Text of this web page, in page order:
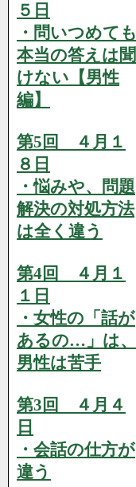
５日
・問いつめても
本当の答えは聞
けない【男性
編】
第5回 ４月１
８日
・悩みや、問題
解決の対処方法
は全く違う
第4回 ４月１
１日
・女性の「話が
あるの…」は、
男性は苦手
第3回 ４月４
日
・会話の仕方が
違う